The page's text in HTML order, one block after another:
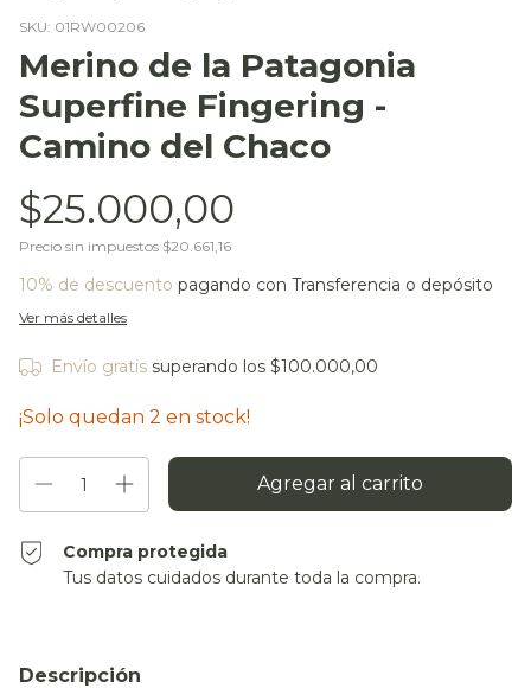
SKU: 01RW00206
Merino de la Patagonia
Superfine Fingering -
Camino del Chaco
$25.000,00
Precio sin impuestos $20.661,16
10% de descuento pagando con Transferencia o depósito
Ver más detalles
Envío gratis superando los $100.000,00
¡Solo quedan 2 en stock!
Compra protegida
Tus datos cuidados durante toda la compra.
Descripción